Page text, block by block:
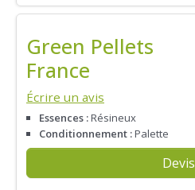
Green Pellets
France
Écrire un avis
Essences :Résineux
Conditionnement :Palette
Devis